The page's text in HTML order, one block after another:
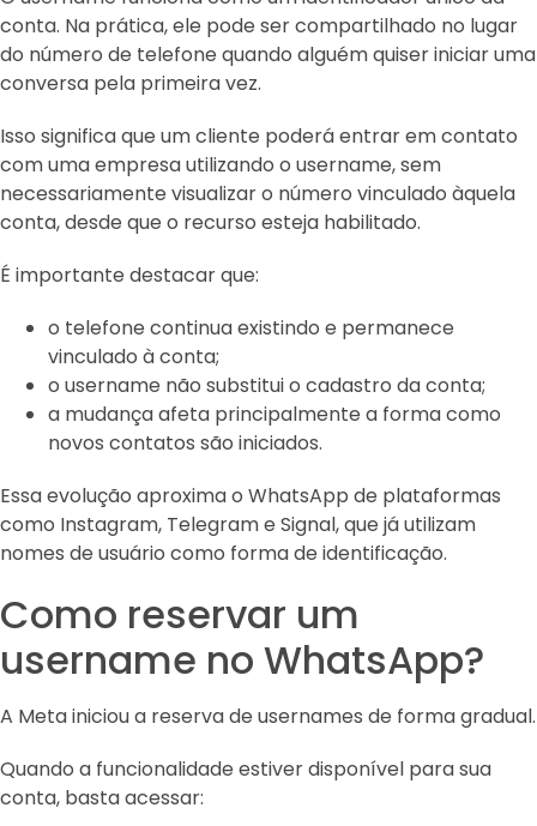
conta. Na prática, ele pode ser compartilhado no lugar
do número de telefone quando alguém quiser iniciar uma
conversa pela primeira vez.
Isso significa que um cliente poderá entrar em contato
com uma empresa utilizando o username, sem
necessariamente visualizar o número vinculado àquela
conta, desde que o recurso esteja habilitado.
É importante destacar que:
o telefone continua existindo e permanece
vinculado à conta;
o username não substitui o cadastro da conta;
a mudança afeta principalmente a forma como
novos contatos são iniciados.
Essa evolução aproxima o WhatsApp de plataformas
como Instagram, Telegram e Signal, que já utilizam
nomes de usuário como forma de identificação.
Como reservar um
username no WhatsApp?
A Meta iniciou a reserva de usernames de forma gradual.
Quando a funcionalidade estiver disponível para sua
conta, basta acessar: